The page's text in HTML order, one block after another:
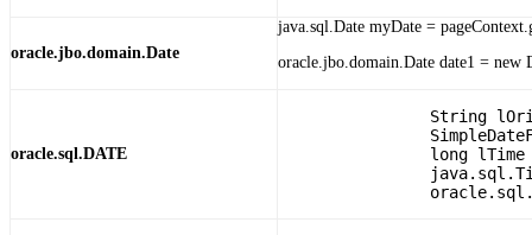
oracle.jbo.domain.Date
java.sql.Date myDate =
oracle.jbo.domain.Date date1 = new
oracle.sql.DATE
String
long